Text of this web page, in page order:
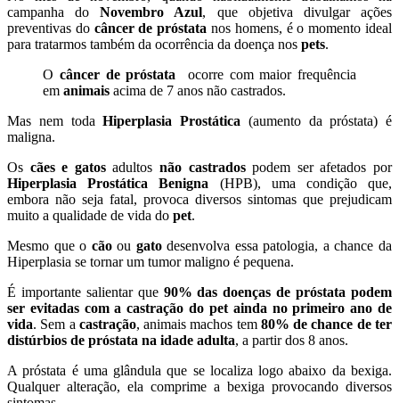
campanha doNovembro Azul, que objetiva divulgar ações
preventivas do câncer de próstata nos homens, é o momento ideal
para tratarmos também da ocorrência da doença nos pets.
O câncer de próstata
ocorre com maior frequência
em animais acima de 7 anos não castrados.
Mas nem todaHiperplasia Prostática (aumento da próstata) é
maligna.
Os cães e gatosadultosnão castradospodem ser afetados por
Hiperplasia Prostática Benigna (HPB), uma condição que,
embora não seja fatal, provoca diversos sintomas que prejudicam
muito a qualidade de vida do pet.
Mesmo que o cãoou gatodesenvolva essa patologia, a chance da
Hiperplasia se tornar um tumor maligno é pequena.
É importante salientar que 90% das doenças de próstata podem
ser evitadas com a castração do pet ainda no primeiro ano de
vida. Sem a castração, animais machos tem 80% de chance de ter
distúrbios de próstata na idade adulta, a partir dos 8 anos.
A próstata é uma glândula que se localiza logo abaixo da bexiga.
Qualquer alteração, ela comprime a bexiga provocando diversos